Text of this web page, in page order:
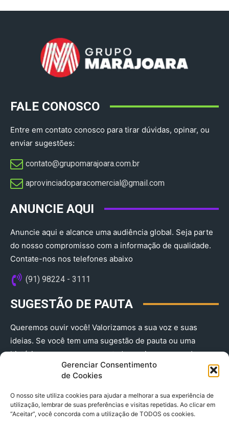
Gerenciar Consentimento
de Cookies
O nosso site utiliza cookies para ajudar a melhorar a sua experiência de
utilização, lembrar de suas preferências e visitas repetidas. Ao clicar em
“Aceitar”, você concorda com a utilização de TODOS os cookies.
FALE CONOSCO
Entre em contato conosco para tirar dúvidas, opinar, ou
enviar sugestões:
contato@grupomarajoara.com.br
aprovinciadoparacomercial@gmail.com​
ANUNCIE AQUI
Anuncie aqui e alcance uma audiência global. Seja parte
do nosso compromisso com a informação de qualidade.
Contate-nos nos telefones abaixo
(91) 98224 - 3111
SUGESTÃO DE PAUTA
Queremos ouvir você! Valorizamos a sua voz e suas
ideias. Se você tem uma sugestão de pauta ou uma
história que merece ser contada, envie-nos agora!
(91) 98224 - 3111